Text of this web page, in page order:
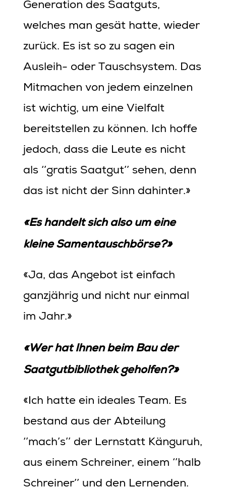
Generation des Saatguts,
welches man gesät hatte, wieder
zurück. Es ist so zu sagen ein
Ausleih- oder Tauschsystem. Das
Mitmachen von jedem einzelnen
ist wichtig, um eine Vielfalt
bereitstellen zu können. Ich hoffe
jedoch, dass die Leute es nicht
als ‘’gratis Saatgut’’ sehen, denn
das ist nicht der Sinn dahinter.»
«Es handelt sich also um eine
kleine Samentauschbörse?»
«Ja, das Angebot ist einfach
ganzjährig und nicht nur einmal
im Jahr.»
«Wer hat Ihnen beim Bau der
Saatgutbibliothek geholfen?»
«Ich hatte ein ideales Team. Es
bestand aus der Abteilung
‘’mach’s’’ der Lernstatt Känguruh,
aus einem Schreiner, einem ‘’halb
Schreiner’’ und den Lernenden.